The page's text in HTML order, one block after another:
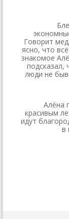
Говорит
ясно, что
знакомое
подсказал,
люди не
Алёна
красивым
идут
в